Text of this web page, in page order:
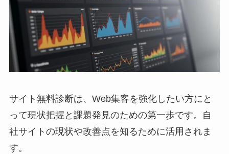
サイト無料診断は、Web集客を強化したい方にと
って現状把握と課題発見のための第一歩です。自
社サイトの現状や改善点を知るために活用されま
す。